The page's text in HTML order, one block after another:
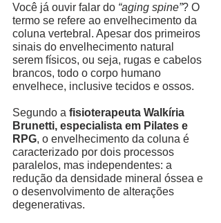
Você já ouvir falar do “aging spine”? O
termo se refere ao envelhecimento da
coluna vertebral. Apesar dos primeiros
sinais do envelhecimento natural
serem físicos, ou seja, rugas e cabelos
brancos, todo o corpo humano
envelhece, inclusive tecidos e ossos.
Segundo a fisioterapeuta Walkíria
Brunetti, especialista em Pilates e
RPG, o envelhecimento da coluna é
caracterizado por dois processos
paralelos, mas independentes: a
redução da densidade mineral óssea e
o desenvolvimento de alterações
degenerativas.